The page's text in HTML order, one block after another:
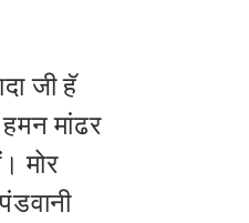
जी हॅ
मांढर
मोर